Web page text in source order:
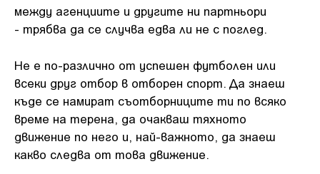
между агенциите и другите ни партньори
- трябва да се случва едва ли не с поглед.
Не е по-различно от успешен футболен или
всеки друг отбор в отборен спорт. Да знаеш
къде се намират съотборниците ти по всяко
време на терена, да очакваш тяхното
движение по него и, най-важното, да знаеш
какво следва от това движение.